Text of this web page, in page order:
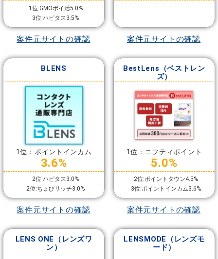
1位:GMOポイ活5.0%
3位:ハピタス3.5%
案件元サイトの確認 案件元サイトの確認
BLENS
1位：ポイントインカム
3.6%
2位:ハピタス3.0%
2位:ちょびリッチ3.0%
案件元サイトの確認
BestLens（ベストレン
ズ）
1位：ニフティポイント
5.0%
2位:ポイントタウン4.5%
3位:ポイントインカム3.6%
案件元サイトの確認
LENS ONE（レンズワ
ン）
LENSMODE（レンズモ
ード）